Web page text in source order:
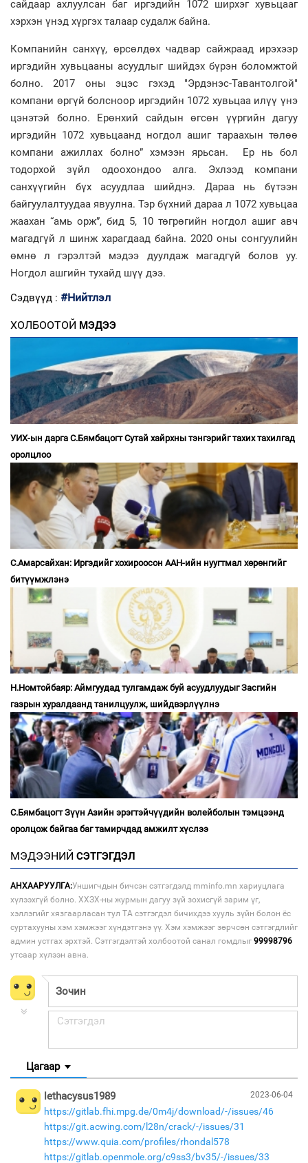
сайдаар ахлуулсан баг иргэдийн 1072 ширхэг хувьцааг
хэрхэн үнэд хүргэх талаар судалж байна.
Компанийн санхүү, өрсөлдөх чадвар сайжраад ирэхээр
иргэдийн хувьцааны асуудлыг шийдэх бүрэн боломжтой
болно. 2017 оны эцэс гэхэд "Эрдэнэс-Тавантолгой"
компани өргүй болсноор иргэдийн 1072 хувьцаа илүү үнэ
цэнэтэй болно. Ерөнхий сайдын өгсөн үүргийн дагуу
иргэдийн 1072 хувьцаанд ногдол ашиг тараахын төлөө
компани ажиллах болно” хэмээн ярьсан. Ер нь бол
тодорхой зүйл одоохондоо алга. Эхлээд компани
санхүүгийн бүх асуудлаа шийднэ. Дараа нь бүтээн
байгуулалтуудаа явуулна. Тэр бүхний дараа л 1072 хувьцаа
жаахан “амь орж”, бид 5, 10 төгрөгийн ногдол ашиг авч
магадгүй л шинж харагдаад байна. 2020 оны сонгуулийн
өмнө л гэрэлтэй мэдээ дуулдаж магадгүй болов уу.
Ногдол ашгийн тухайд шүү дээ.
Сэдвүүд : #Нийтлэл
ХОЛБООТОЙ МЭДЭЭ
УИХ-ын дарга С.Бямбацогт Сутай хайрхны тэнгэрийг тахих тахилгад
оролцлоо
С.Амарсайхан: Иргэдийг хохироосон ААН-ийн нуугтмал хөрөнгийг
битүүмжлэнэ
Н.Номтойбаяр: Аймгуудад тулгамдаж буй асуудлуудыг Засгийн
газрын хуралдаанд танилцуулж, шийдвэрлүүлнэ
С.Бямбацогт Зүүн Азийн эрэгтэйчүүдийн волейболын тэмцээнд
оролцож байгаа баг тамирчдад амжилт хүслээ
МЭДЭЭНИЙ СЭТГЭГДЭЛ
АНХААРУУЛГА:Уншигчдын бичсэн сэтгэгдэлд mminfo.mn хариуцлага
хүлээхгүй болно. ХХЗХ-ны журмын дагуу зүй зохисгүй зарим үг,
хэллэгийг хязгаарласан тул ТА сэтгэгдэл бичихдээ хууль зүйн болон ёс
суртахууны хэм хэмжээг хүндэтгэнэ үү. Хэм хэмжээг зөрчсөн сэтгэгдлийг
админ устгах эрхтэй. Сэтгэгдэлтэй холбоотой санал гомдлыг 99998796
утсаар хүлээн авна.
Цагаар
2023-06-04
lethacysus1989
https://gitlab.fhi.mpg.de/0m4j/download/-/issues/46
https://git.acwing.com/l28n/crack/-/issues/31
https://www.quia.com/profiles/rhondal578
https://gitlab.openmole.org/c9ss3/bv35/-/issues/33